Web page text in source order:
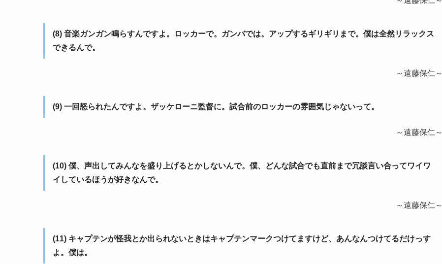
(8) 音楽ガンガン鳴らすんですよ。ロッカーで。ガンバでは。アップするギリギリまで。僕は全然リラックス
できるんで。
～遠藤保仁～
(9) 一回怒られたんですよ。ザッケローニ監督に。試合前のロッカーの雰囲気じゃないって。
～遠藤保仁～
(10) 僕、声出してみんなを盛り上げるとかしないんで。僕、どんな試合でも直前まで冗談言い合ってワイワ
イしているほうが好きなんで。
～遠藤保仁～
(11) キャプテンが怪我とか出られないときはキャプテンマークつけてますけど、あんなんつけてるだけっす
よ。僕は。